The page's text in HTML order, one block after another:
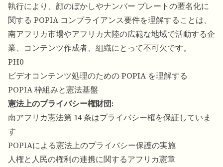
執行により、顔のぼかしやナンバー プレートの匿名化に
関する POPIA コンプライアンス要件を理解することは、
南アフリカ市場やアフリカ大陸の広範な地域で活動する企
業、コンテンツ作成者、組織にとって不可欠です。
PH0
ビデオコンテンツ処理のための POPIA を理解する
POPIA 枠組みと憲法基盤
憲法上のプライバシー権財団:
南アフリカ憲法第 14 条はプライバシー権を保証していま
す
POPIAによる憲法上のプライバシー保護の実施
人権と人民の権利の連携に関するアフリカ憲章